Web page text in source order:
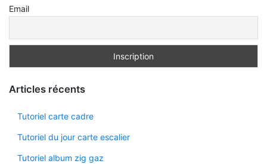
Email
Articles récents
Tutoriel carte cadre
Tutoriel du jour carte escalier
Tutoriel album zig gaz